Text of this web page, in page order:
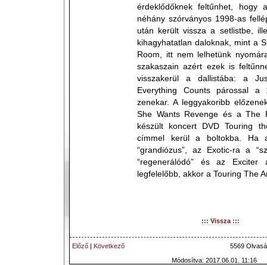
érdeklődőknek feltűnhet,
néhány szórványos 1998-as
után került vissza a setlistbe,
kihagyhatatlan daloknak, mint a
Room, itt nem lelhetünk
szakaszain azért ezek is
visszakerül a dallistába: a
Everything Counts párossal
zenekar. A leggyakoribb
She Wants Revenge és a The
készült koncert DVD Touring
címmel kerül a boltokba. Ha
“grandiózus”, az Exotic-ra a
“regenerálódó” és az Exciter
legfelelőbb, akkor a Touring The
::: Vissza :::
Előző | Következő
5569
Módosítva: 2017.06.01. 11:16